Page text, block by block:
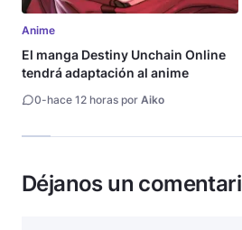
Anime
El manga Destiny Unchain Online
tendrá adaptación al anime
0-hace 12 horas por Aiko
Déjanos un